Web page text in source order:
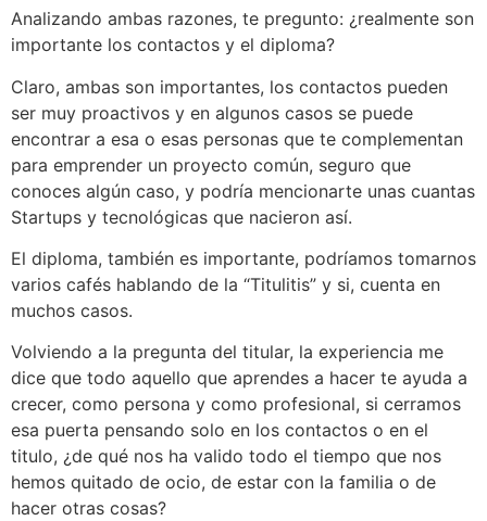
Analizando ambas razones, te pregunto: ¿realmente son
importante los contactos y el diploma?
Claro, ambas son importantes, los contactos pueden
ser muy proactivos y en algunos casos se puede
encontrar a esa o esas personas que te complementan
para emprender un proyecto común, seguro que
conoces algún caso, y podría mencionarte unas cuantas
Startups y tecnológicas que nacieron así.
El diploma, también es importante, podríamos tomarnos
varios cafés hablando de la “Titulitis” y si, cuenta en
muchos casos.
Volviendo a la pregunta del titular, la experiencia me
dice que todo aquello que aprendes a hacer te ayuda a
crecer, como persona y como profesional, si cerramos
esa puerta pensando solo en los contactos o en el
titulo, ¿de qué nos ha valido todo el tiempo que nos
hemos quitado de ocio, de estar con la familia o de
hacer otras cosas?